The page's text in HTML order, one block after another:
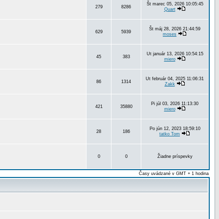
279 8286
Št marec 05, 2026 10:05:45
Quart
629 5939
Št máj 28, 2026 21:44:59
moses
45 383
Ut január 13, 2026 10:54:15
miero
86 1314
Ut február 04, 2025 11:06:31
Zakk
421 35880
Pi júl 03, 2026 11:13:30
miero
28 186
Po jún 12, 2023 18:59:10
tatko Tom
0 0 Žiadne príspevky
Časy uvádzané v GMT + 1 hodina